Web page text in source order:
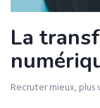
La
Recruter mieux,